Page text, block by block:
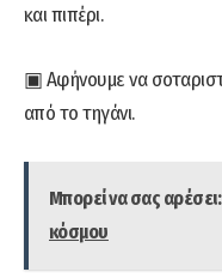
και πιπέρι.
▣ Αφήνουμε να
από το τηγάνι.
Μπορεί να σας αρέσει:
κόσμου